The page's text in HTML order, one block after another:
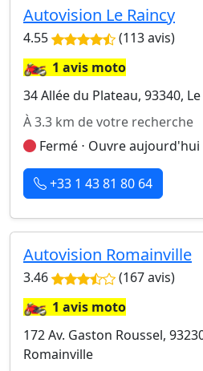
Autovision Le Raincy
4.55 (113 avis)
🏍️1 avis moto
34 Allée du Plateau, 93340,
À 3.3 km de votre recherche
Fermé ⋅ Ouvre aujourd'hui
+33 1 43 81 80 64
Autovision Romainville
3.46 (167 avis)
🏍️1 avis moto
172 Av. Gaston Roussel,
Romainville